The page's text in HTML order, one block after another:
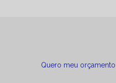
Quero meu orçamento